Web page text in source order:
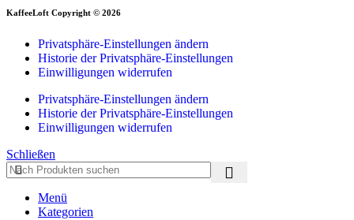
KaffeeLoft Copyright © 2026
Privatsphäre-Einstellungen ändern
Historie der Privatsphäre-Einstellungen
Einwilligungen widerrufen
Privatsphäre-Einstellungen ändern
Historie der Privatsphäre-Einstellungen
Einwilligungen widerrufen
Schließen
Menü
Kategorien